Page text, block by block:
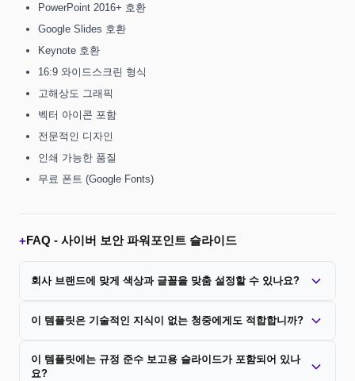
PowerPoint 2016+ 호환
Google Slides 호환
Keynote 호환
16:9 와이드스크린 형식
고해상도 그래픽
벡터 아이콘 포함
전문적인 디자인
인쇄 가능한 품질
무료 폰트 (Google Fonts)
+FAQ - 사이버 보안 파워포인트 슬라이드
회사 브랜드에 맞게 색상과 글꼴을 맞춤 설정할 수 있나요?
이 템플릿은 기술적인 지식이 없는 청중에게도 적합합니까?
이 템플릿에는 규정 준수 보고용 슬라이드가 포함되어 있나
요?